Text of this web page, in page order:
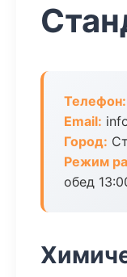
Телефон:
Email:
Город:
Режим
обед